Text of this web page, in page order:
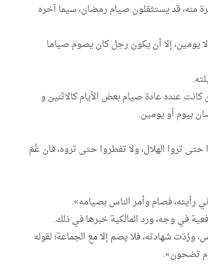
منه، قد يستثقلون صيام رمضان، سيما آخره
يومين، إلا أن يكون رجل كان يصوم صياما
عنده عادة صيام بعض الأيام كالاثنين و
بيوم أو يومين.
تروا الهلال، ولا تفطروا حتى تروه، فان غُمّ
رأيته، فصام وأمر الناس بصيامه».
في وجه، ورد المالكية خبرها في ذلك.
شهادته، فلا يصم إلا مع الجماعة؛ لقوله
تضحون».